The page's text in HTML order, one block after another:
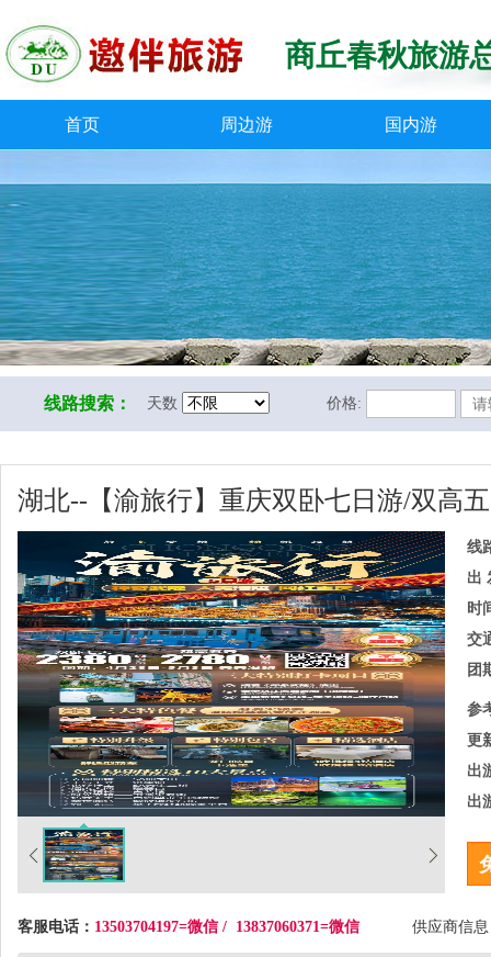
商丘春秋旅游
首页 周边游 国内游
线路搜索： 天数 价格:
湖北--【渝旅行】重庆双卧七日游/双高
线
出
时
交
团
参
更
出
出
客服电话： 13503704197=微信 / 13837060371=微信 供应商信